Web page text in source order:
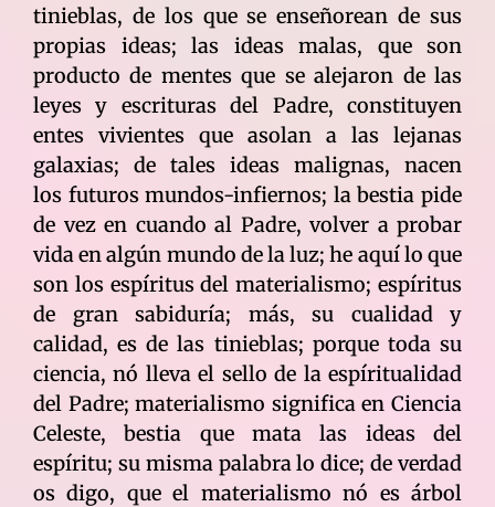
tinieblas, de los que se enseñorean de sus
propias ideas; las ideas malas, que son
producto de mentes que se alejaron de las
leyes y escrituras del Padre, constituyen
entes vivientes que asolan a las lejanas
galaxias; de tales ideas malignas, nacen
los futuros mundos-infiernos; la bestia pide
de vez en cuando al Padre, volver a probar
vida en algún mundo de la luz; he aquí lo que
son los espíritus del materialismo; espíritus
de gran sabiduría; más, su cualidad y
calidad, es de las tinieblas; porque toda su
ciencia, nó lleva el sello de la espíritualidad
del Padre; materialismo significa en Ciencia
Celeste, bestia que mata las ideas del
espíritu; su misma palabra lo dice; de verdad
os digo, que el materialismo nó es árbol